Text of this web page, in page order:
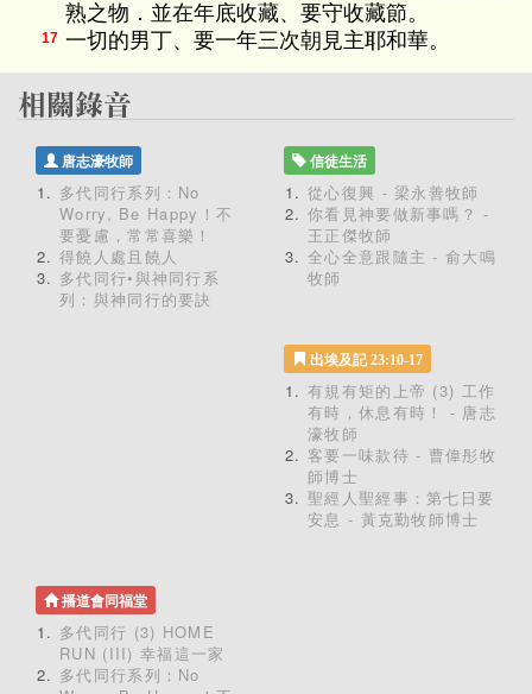
熟之物．並在年底收藏、要守收藏節。
17 一切的男丁、要一年三次朝見主耶和華。
唐志濠牧師
多代同行系列：No
Worry, Be Happy！不
要憂慮，常常喜樂！
得饒人處且饒人
多代同行•與神同行系
列：與神同行的要訣
信徒生活
從心復興 - 梁永善牧師
你看見神要做新事嗎？ -
王正傑牧師
全心全意跟隨主 - 俞大鳴
牧師
出埃及記 23:10-17
有規有矩的上帝 (3) 工作
有時，休息有時！ - 唐志
濠牧師
客要一味款待 - 曹偉彤牧
師博士
聖經人聖經事：第七日要
安息 - 黃克勤牧師博士
播道會同福堂
多代同行 (3) HOME
RUN (III) 幸福這一家
多代同行系列：No